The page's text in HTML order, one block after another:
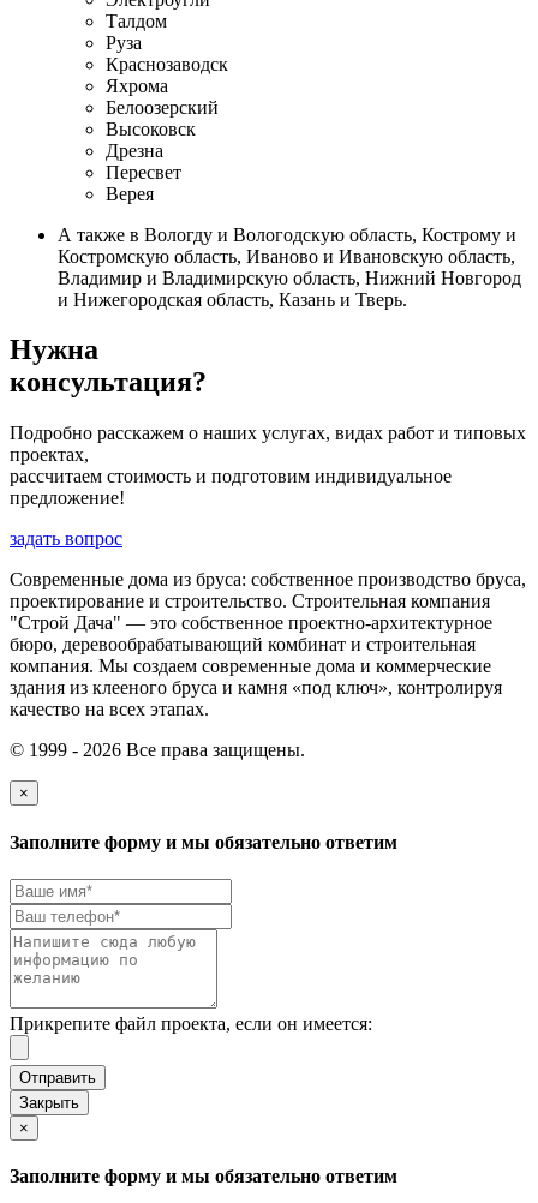
Талдом
Руза
Краснозаводск
Яхрома
Белоозерский
Высоковск
Дрезна
Пересвет
Верея
А также в Вологду и Вологодскую область, Кострому и
Костромскую область, Иваново и Ивановскую область,
Владимир и Владимирскую область, Нижний Новгород
и Нижегородская область, Казань и Тверь.
Нужна
консультация?
Подробно расскажем о наших услугах, видах работ и типовых
проектах,
рассчитаем стоимость и подготовим индивидуальное
предложение!
задать вопрос
Современные дома из бруса: собственное производство бруса,
проектирование и строительство. Строительная компания
"Строй Дача" — это собственное проектно-архитектурное
бюро, деревообрабатывающий комбинат и строительная
компания. Мы создаем современные дома и коммерческие
здания из клееного бруса и камня «под ключ», контролируя
качество на всех этапах.
© 1999 - 2026 Все права защищены.
×
Заполните форму и мы обязательно ответим
Прикрепите файл проекта, если он имеется:
Закрыть
×
Заполните форму и мы обязательно ответим